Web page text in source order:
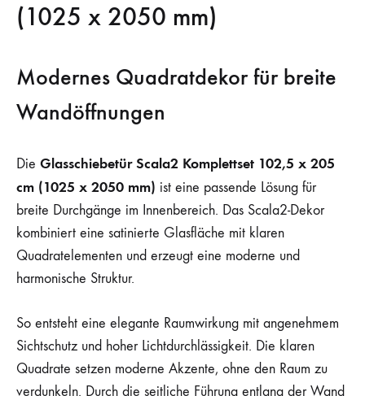
(1025 x 2050 mm)
Modernes Quadratdekor für breite
Wandöffnungen
Die Glasschiebetür Scala2 Komplettset 102,5 x 205
cm (1025 x 2050 mm) ist eine passende Lösung für
breite Durchgänge im Innenbereich. Das Scala2-Dekor
kombiniert eine satinierte Glasfläche mit klaren
Quadratelementen und erzeugt eine moderne und
harmonische Struktur.
So entsteht eine elegante Raumwirkung mit angenehmem
Sichtschutz und hoher Lichtdurchlässigkeit. Die klaren
Quadrate setzen moderne Akzente, ohne den Raum zu
verdunkeln. Durch die seitliche Führung entlang der Wand